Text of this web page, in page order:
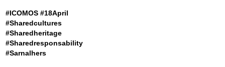
#ICOMOS #18April
#Sharedcultures
#Sharedheritage
#Sharedresponsability
#Sarnalhers